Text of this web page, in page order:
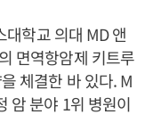
학교 의대 MD 앤
면역항암제 키트루
체결한 바 있다. M
암 분야 1위 병원이